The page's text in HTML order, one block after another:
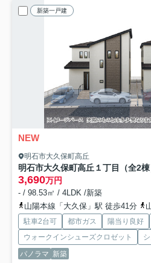
新築一戸建
NEW
明石市大久保町高丘
明石市大久保町高丘１丁目（全2
3,690万円
- / 98.53㎡ / 4LDK /新築
山陽本線「大久保」駅 徒歩41分
駐車2台可 都市ガス 陽当り良好
ウォークインシューズクロゼット
パノラマ 新築